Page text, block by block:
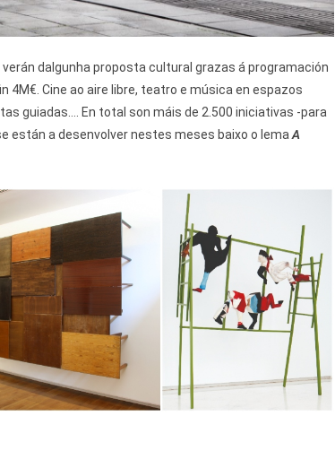
dalgunha proposta cultural grazas á programación
4M€. Cine ao aire libre, teatro e música en espazos
guiadas…. En total son máis de 2.500 iniciativas -para
están a desenvolver nestes meses baixo o lemaA